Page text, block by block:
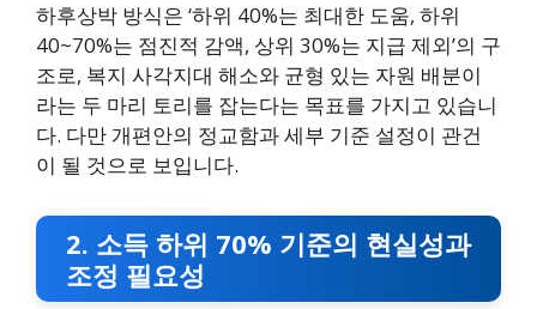
하후상박 방식은 ‘하위 40%는 최대한 도움, 하위
40~70%는 점진적 감액, 상위 30%는 지급 제외’의 구
조로, 복지 사각지대 해소와 균형 있는 자원 배분이
라는 두 마리 토리를 잡는다는 목표를 가지고 있습니
다. 다만 개편안의 정교함과 세부 기준 설정이 관건
이 될 것으로 보입니다.
2. 소득 하위 70% 기준의 현실성과
조정 필요성